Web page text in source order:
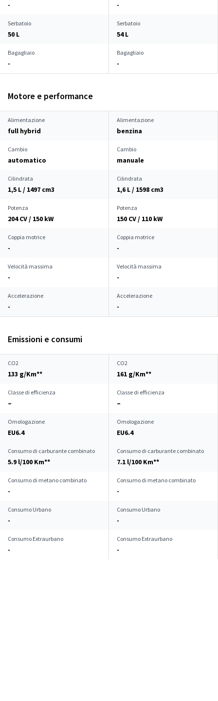
- -
Serbatoio
50 L
Serbatoio
54 L
Bagagliaio
-
Bagagliaio
-
Motore e performance
Alimentazione
full hybrid
Alimentazione
benzina
Cambio
automatico
Cambio
manuale
Cilindrata
1,5 L / 1497 cm3
Cilindrata
1,6 L / 1598 cm3
Potenza
204 CV / 150 kW
Potenza
150 CV / 110 kW
Coppia motrice
-
Coppia motrice
-
Velocità massima
-
Velocità massima
-
Accelerazione
-
Accelerazione
-
Emissioni e consumi
CO2
133 g/Km**
CO2
161 g/Km**
Classe di efficienza
–
Classe di efficienza
–
Omologazione
EU6.4
Omologazione
EU6.4
Consumo di carburante combinato
5.9 l/100 Km**
Consumo di carburante combinato
7.1 l/100 Km**
Consumo di metano combinato
-
Consumo di metano combinato
-
Consumo Urbano
-
Consumo Urbano
-
Consumo Extraurbano
-
Consumo Extraurbano
-